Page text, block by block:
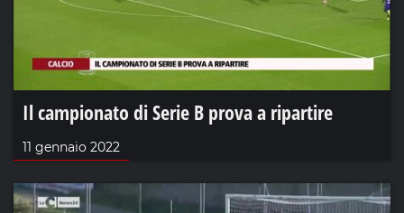
Il campionato di Serie B prova a ripartire
11 gennaio 2022